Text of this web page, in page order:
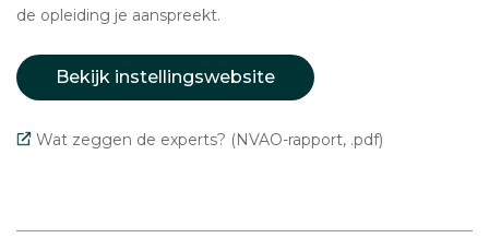
de opleiding je aanspreekt.
Bekijk instellingswebsite
Wat zeggen de experts? (NVAO-rapport, .pdf)